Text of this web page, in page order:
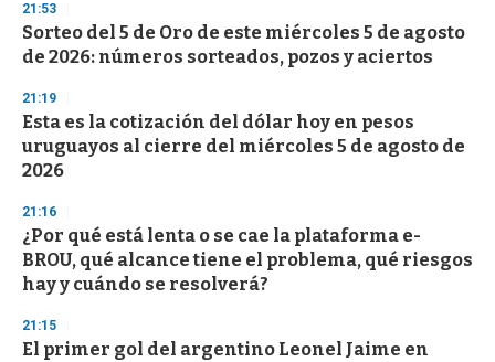
d
s
o
f
3
s
c
o
d
21:53
Sorteo del 5 de Oro de este miércoles 5 de agosto
de 2026: números sorteados, pozos y aciertos
21:19
Esta es la cotización del dólar hoy en pesos
uruguayos al cierre del miércoles 5 de agosto de
2026
21:16
¿Por qué está lenta o se cae la plataforma e-
BROU, qué alcance tiene el problema, qué riesgos
hay y cuándo se resolverá?
21:15
El primer gol del argentino Leonel Jaime en